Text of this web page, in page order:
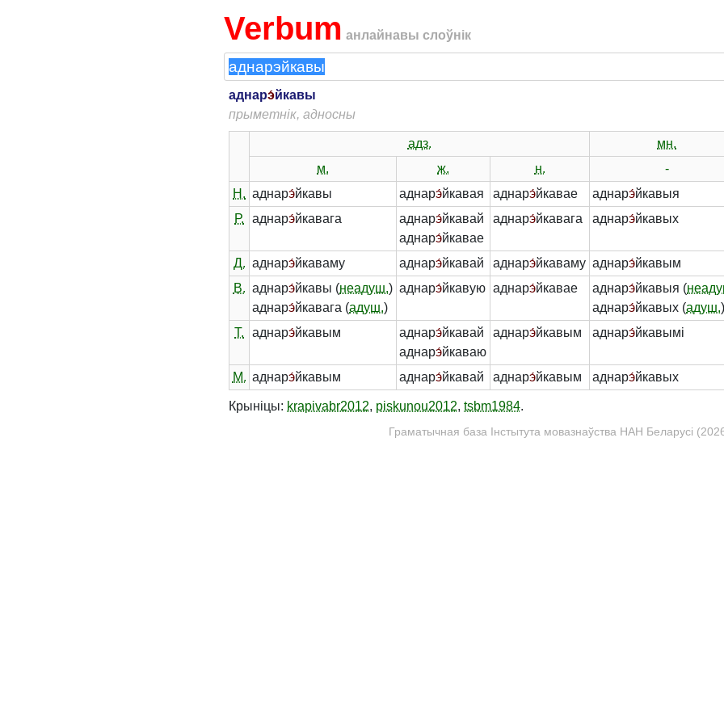
Verbum анлайнавы слоўнік
аднарэ́йкавы
прыметнік, адносны
адз.
мн.
м.
ж. н.
-
Н. аднарэ́йкавы аднарэ́йкавая аднарэ́йкавае аднарэ́йкавыя
Р.
аднарэ́йкавага аднарэ́йкавай
аднарэ́йкавае
аднарэ́йкавага аднарэ́йкавых
Д. аднарэ́йкаваму аднарэ́йкавай аднарэ́йкаваму аднарэ́йкавым
В. аднарэ́йкавы (неадуш.)
аднарэ́йкавага (адуш.)
аднарэ́йкавую аднарэ́йкавае аднарэ́йкавыя (
аднарэ́йкавых (адуш.)
Т.
аднарэ́йкавым аднарэ́йкавай
аднарэ́йкаваю
аднарэ́йкавым аднарэ́йкавымі
М. аднарэ́йкавым аднарэ́йкавай аднарэ́йкавым аднарэ́йкавых
Крыніцы: krapivabr2012, piskunou2012, tsbm1984.
Граматычная база Інстытута мовазнаўства НАН Беларусі